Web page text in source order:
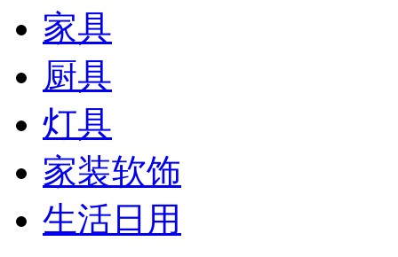
家具
厨具
灯具
家装软饰
生活日用